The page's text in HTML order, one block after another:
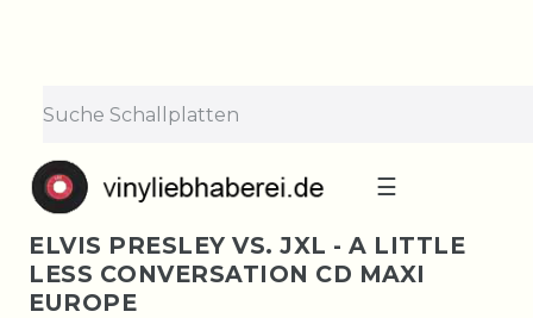
☰
ELVIS PRESLEY VS. JXL - A LITTLE
LESS CONVERSATION CD MAXI
EUROPE